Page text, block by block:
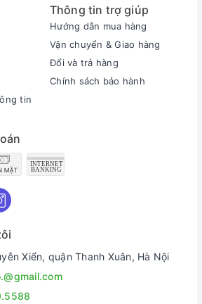
block
10ºC, nhệt độ làm nóng lên đến
nước nóng – lạnh dồi dào, cho
nước lạnh giải khát hay nước nóng
cà phê. Công nghệ làm lạnh Block
nhanh chóng, nước lạnh sâu tiết
giản
tin
Thông tin trợ giúp
Hướng dẫn mua hàng
Vận chuyển & Giao hàng
Đổi và trả hàng
Chính sách bảo hành
Xiển, quận Thanh Xuân, Hà Nội